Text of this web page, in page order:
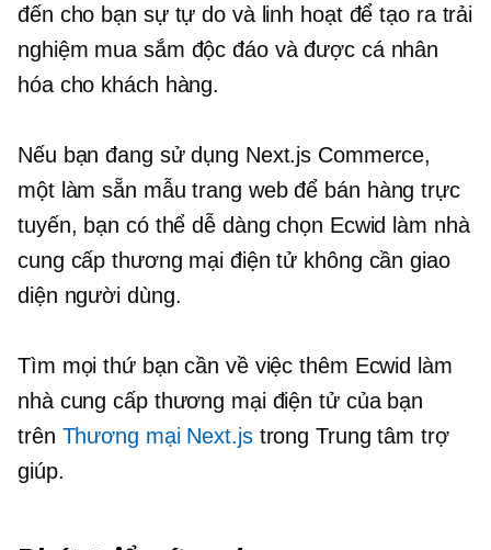
đến cho bạn sự tự do và linh hoạt để tạo ra trải
nghiệm mua sắm độc đáo và được cá nhân
hóa cho khách hàng.
Nếu bạn đang sử dụng Next.js Commerce,
một làm sẵn mẫu trang web để bán hàng trực
tuyến, bạn có thể dễ dàng chọn Ecwid làm nhà
cung cấp thương mại điện tử không cần giao
diện người dùng.
Tìm mọi thứ bạn cần về việc thêm Ecwid làm
nhà cung cấp thương mại điện tử của bạn
trên Thương mại Next.jstrong Trung tâm trợ
giúp.